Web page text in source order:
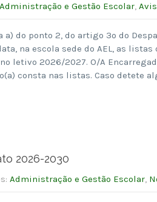
Administração e Gestão Escolar,
a) do ponto 2, do artigo 3º do
na escola sede do AEL, as
letivo 2026/2027. O/A
consta nas listas. Caso detete
2026-2030
Administração e Gestão Escolar,